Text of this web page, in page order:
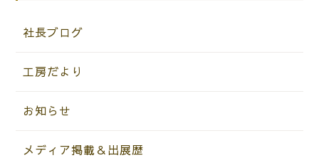
社長ブログ
工房だより
お知らせ
メディア掲載＆出展歴